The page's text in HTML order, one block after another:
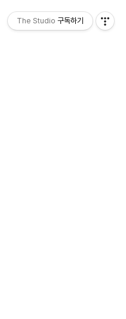
The Studio 구독하기